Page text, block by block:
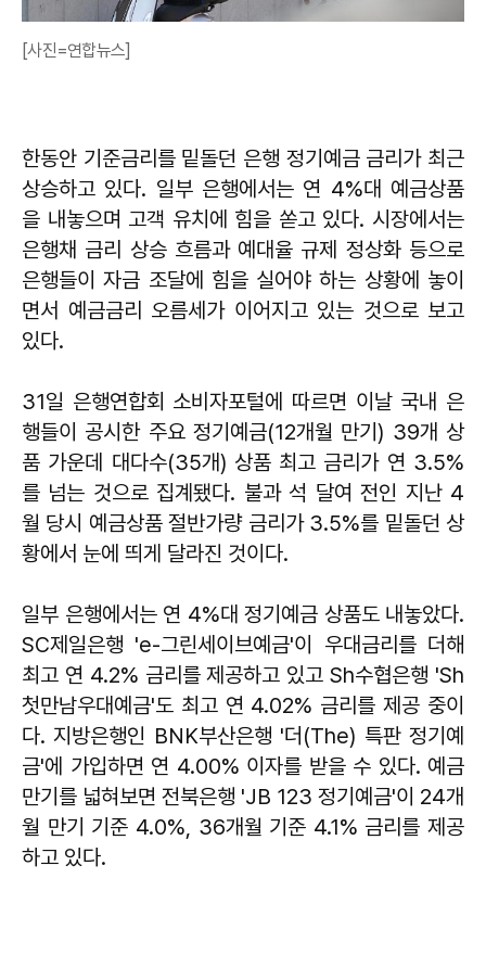
[사진=연합뉴스]
한동안 기준금리를 밑돌던 은행 정기예금 금리가 최근
상승하고 있다. 일부 은행에서는 연 4%대 예금상품
을 내놓으며 고객 유치에 힘을 쏟고 있다. 시장에서는
은행채 금리 상승 흐름과 예대율 규제 정상화 등으로
은행들이 자금 조달에 힘을 실어야 하는 상황에 놓이
면서 예금금리 오름세가 이어지고 있는 것으로 보고
있다.
31일 은행연합회 소비자포털에 따르면 이날 국내 은
행들이 공시한 주요 정기예금(12개월 만기) 39개 상
품 가운데 대다수(35개) 상품 최고 금리가 연 3.5%
를 넘는 것으로 집계됐다. 불과 석 달여 전인 지난 4
월 당시 예금상품 절반가량 금리가 3.5%를 밑돌던 상
황에서 눈에 띄게 달라진 것이다.
일부 은행에서는 연 4%대 정기예금 상품도 내놓았다.
SC제일은행 'e-그린세이브예금'이 우대금리를 더해
최고 연 4.2% 금리를 제공하고 있고 Sh수협은행 'Sh
첫만남우대예금'도 최고 연 4.02% 금리를 제공 중이
다. 지방은행인 BNK부산은행 '더(The) 특판 정기예
금'에 가입하면 연 4.00% 이자를 받을 수 있다. 예금
만기를 넓혀보면 전북은행 'JB 123 정기예금'이 24개
월 만기 기준 4.0%, 36개월 기준 4.1% 금리를 제공
하고 있다.